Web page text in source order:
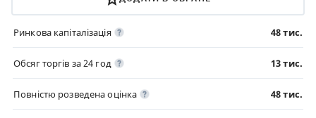
Ринкова капіталізація 48 тис.
Обсяг торгів за 24 год 13 тис.
Повністю розведена оцінка 48 тис.